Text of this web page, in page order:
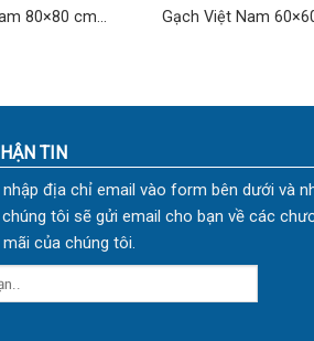
80×80 cm
Gạch Việt Nam
TIN
nhập địa chỉ email vào form bên dưới và
tôi sẽ gửi email cho bạn về các
của chúng tôi.